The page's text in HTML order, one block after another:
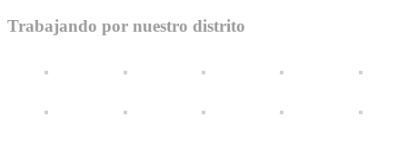
Trabajando por nuestro distrito